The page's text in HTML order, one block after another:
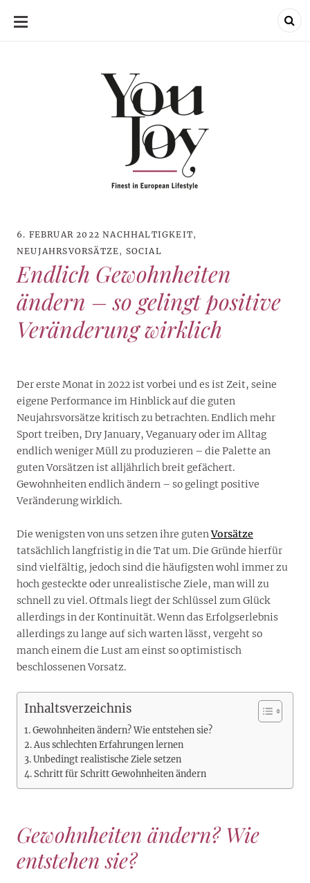
SKIP
6. FEBRUAR 2022 NACHHALTIGKEIT,
NEUJAHRSVORSÄTZE, SOCIAL
Endlich Gewohnheiten
ändern – so gelingt positive
Veränderung wirklich
Der erste Monat in 2022 ist vorbei und es ist Zeit, seine
eigene Performance im Hinblick auf die guten
Neujahrsvorsätze kritisch zu betrachten. Endlich mehr
Sport treiben, Dry January, Veganuary oder im Alltag
endlich weniger Müll zu produzieren – die Palette an
guten Vorsätzen ist alljährlich breit gefächert.
Gewohnheiten endlich ändern – so gelingt positive
Veränderung wirklich.
Die wenigsten von uns setzen ihre gutenVorsätze
tatsächlich langfristig in die Tat um. Die Gründe hierfür
sind vielfältig, jedoch sind die häufigsten wohl immer zu
hoch gesteckte oder unrealistische Ziele, man will zu
schnell zu viel. Oftmals liegt der Schlüssel zum Glück
allerdings in der Kontinuität. Wenn das Erfolgserlebnis
allerdings zu lange auf sich warten lässt, vergeht so
manch einem die Lust am einst so optimistisch
beschlossenen Vorsatz.
Inhaltsverzeichnis
Gewohnheiten ändern? Wie entstehen sie?
Aus schlechten Erfahrungen lernen
Unbedingt realistische Ziele setzen
Schritt für Schritt Gewohnheiten ändern
Gewohnheiten ändern? Wie
entstehen sie?